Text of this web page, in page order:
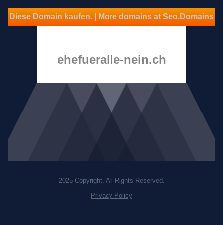
Diese Domain kaufen. | More domains at Seo.Domains
ehefueralle-nein.ch
2025 Copyright. All Rights Reserved.
Privacy Policy